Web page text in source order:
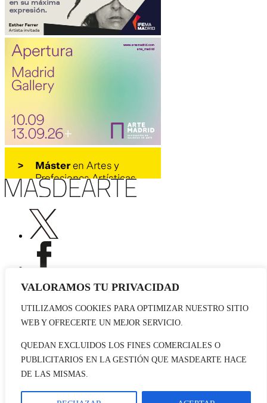
VALORAMOS TU PRIVACIDAD
UTILIZAMOS COOKIES PARA OPTIMIZAR NUESTRO SITIO
WEB Y OFRECERTE UN MEJOR SERVICIO.
QUEDAN EXCLUIDOS LOS FINES COMERCIALES O
PUBLICITARIOS EN LA GESTIÓN QUE MASDEARTE HACE
DE LAS MISMAS.
Publicidad
Contacto
© 2026 masdearte. Información de exposiciones, museos y artistas
Política de cookies